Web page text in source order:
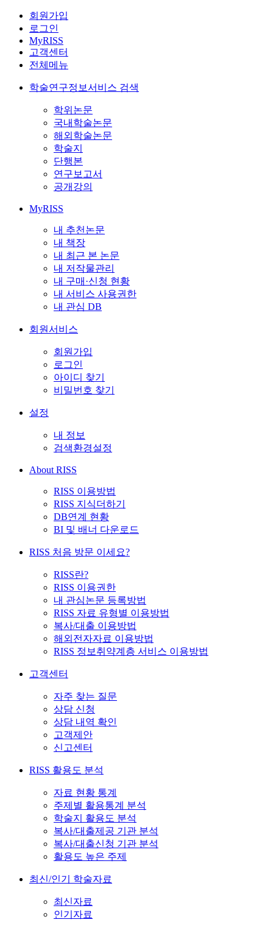
회원가입
로그인
MyRISS
고객센터
전체메뉴
학술연구정보서비스 검색
학위논문
국내학술논문
해외학술논문
학술지
단행본
연구보고서
공개강의
MyRISS
내 추천논문
내 책장
내 최근 본 논문
내 저작물관리
내 구매·신청 현황
내 서비스 사용권한
내 관심 DB
회원서비스
회원가입
로그인
아이디 찾기
비밀번호 찾기
설정
내 정보
검색환경설정
About RISS
RISS 이용방법
RISS 지식더하기
DB연계 현황
BI 및 배너 다운로드
RISS 처음 방문 이세요?
RISS란?
RISS 이용권한
내 관심논문 등록방법
RISS 자료 유형별 이용방법
복사/대출 이용방법
해외전자자료 이용방법
RISS 정보취약계층 서비스 이용방법
고객센터
자주 찾는 질문
상담 신청
상담 내역 확인
고객제안
신고센터
RISS 활용도 분석
자료 현황 통계
주제별 활용통계 분석
학술지 활용도 분석
복사/대출제공 기관 분석
복사/대출신청 기관 분석
활용도 높은 주제
최신/인기 학술자료
최신자료
인기자료